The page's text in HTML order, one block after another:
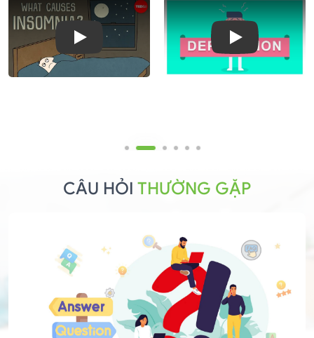
Play Play
CÂU HỎI THƯỜNG GẶP